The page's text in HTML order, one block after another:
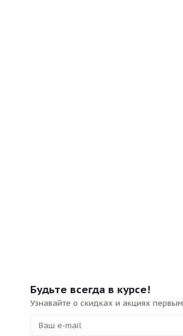
Будьте всегда в курсе!
Узнавайте о скидках и акциях первым